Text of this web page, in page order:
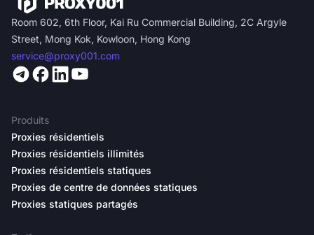
Room 602, 6th Floor, Kai Ru Commercial Building, 2C Argyle
Street, Mong Kok, Kowloon, Hong Kong
service@proxy001.com
Produits
Proxies résidentiels
Proxies résidentiels illimités
Proxies résidentiels statiques
Proxies de centre de données statiques
Proxies statiques partagés